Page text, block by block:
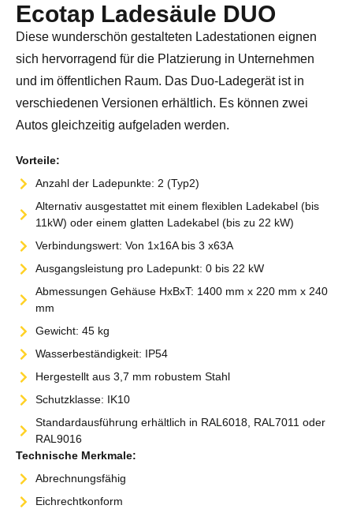
Ecotap Ladesäule DUO
Diese wunderschön gestalteten Ladestationen eignen
sich hervorragend für die Platzierung in Unternehmen
und im öffentlichen Raum. Das Duo-Ladegerät ist in
verschiedenen Versionen erhältlich. Es können zwei
Autos gleichzeitig aufgeladen werden.
Vorteile:
Anzahl der Ladepunkte: 2 (Typ2)
Alternativ ausgestattet mit einem flexiblen Ladekabel (bis
11kW) oder einem glatten Ladekabel (bis zu 22 kW)
Verbindungswert: Von 1x16A bis 3 x63A
Ausgangsleistung pro Ladepunkt: 0 bis 22 kW
Abmessungen Gehäuse HxBxT: 1400 mm x 220 mm x 240
mm
Gewicht: 45 kg
Wasserbeständigkeit: IP54
Hergestellt aus 3,7 mm robustem Stahl
Schutzklasse: IK10
Standardausführung erhältlich in RAL6018, RAL7011 oder
RAL9016
Technische Merkmale:
Abrechnungsfähig
Eichrechtkonform